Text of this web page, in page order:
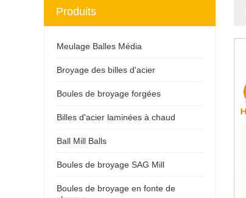
Produits
Meulage Balles Média
Broyage des billes d'acier
Boules de broyage forgées
Billes d'acier laminées à chaud
Ball Mill Balls
Boules de broyage SAG Mill
Boules de broyage en fonte de